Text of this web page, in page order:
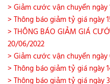
> Giảm cước vận chuyển ngày
> Thông báo giảm tỷ giá ngày
> THÔNG BÁO GIẢM GIÁ
20/06/2022
> Giảm cước vận chuyển
> Thông báo giảm tỷ giá ngày
> Thông báo giảm tỷ giá ngày